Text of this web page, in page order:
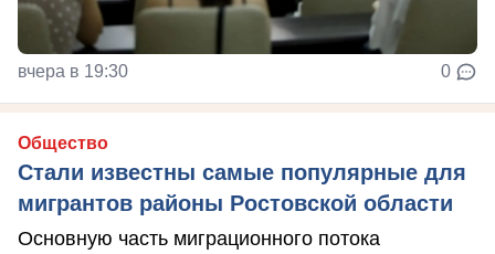
вчера в 19:30 0
Общество
Стали известны самые популярные для
мигрантов районы Ростовской области
Основную часть миграционного потока